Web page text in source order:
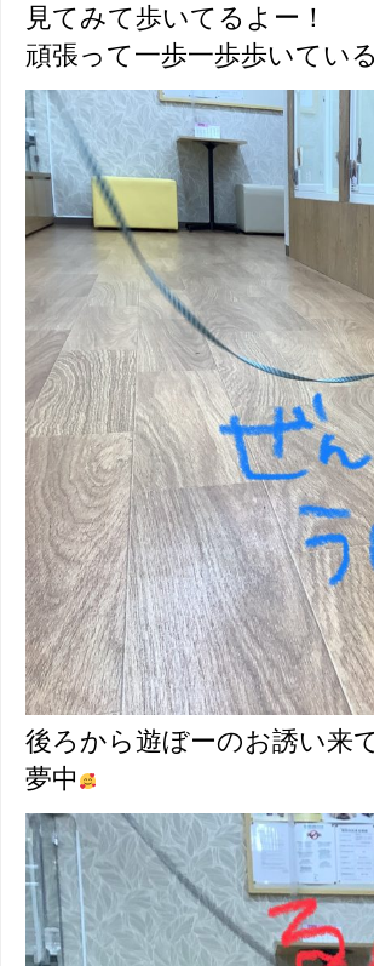
見てみて歩いてるよー！
頑張って一歩一歩歩いてい
後ろから遊ぼーのお誘い来
夢中